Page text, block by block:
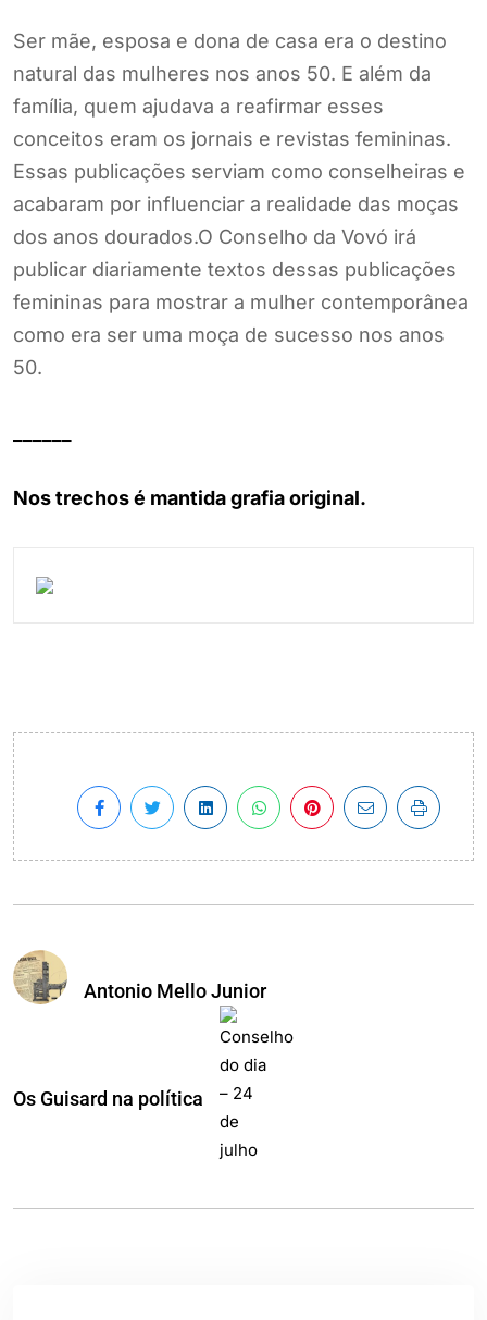
Ser mãe, esposa e dona de casa era o destino
natural das mulheres nos anos 50. E além da
família, quem ajudava a reafirmar esses
conceitos eram os jornais e revistas femininas.
Essas publicações serviam como conselheiras e
acabaram por influenciar a realidade das moças
dos anos dourados.O Conselho da Vovó irá
publicar diariamente textos dessas publicações
femininas para mostrar a mulher contemporânea
como era ser uma moça de sucesso nos anos
50.
Nos trechos é mantida grafia original.
Antonio Mello Junior
Os Guisard na política